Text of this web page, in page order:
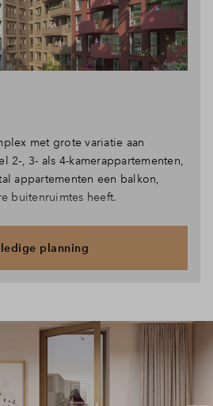
met grote variatie aan
2-, 3- als 4-kamerappartementen,
appartementen een balkon,
buitenruimtes heeft.
planning